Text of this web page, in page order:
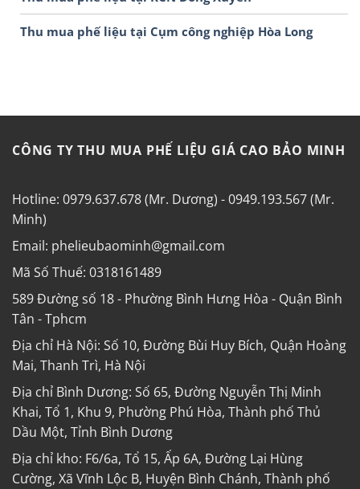
Thu mua phế liệu tại Cụm công nghiệp Hòa Long
CÔNG TY THU MUA PHẾ LIỆU GIÁ CAO BẢO MINH
Hotline: 0979.637.678 (Mr. Dương) - 0949.193.567 (Mr.
Minh)
Email: phelieubaominh@gmail.com
Mã Số Thuế: 0318161489
589 Đường số 18 - Phường Bình Hưng Hòa - Quận Bình
Tân - Tphcm
Địa chỉ Hà Nội: Số 10, Đường Bùi Huy Bích, Quận Hoàng
Mai, Thanh Trì, Hà Nội
Địa chỉ Bình Dương: Số 65, Đường Nguyễn Thị Minh
Khai, Tổ 1, Khu 9, Phường Phú Hòa, Thành phố Thủ
Dầu Một, Tỉnh Bình Dương
Địa chỉ kho: F6/6a, Tổ 15, Ấp 6A, Đường Lại Hùng
Cường, Xã Vĩnh Lộc B, Huyện Bình Chánh, Thành phố